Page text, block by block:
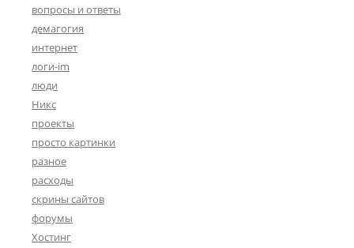
вопросы и ответы
демагогия
интернет
логи-im
люди
Никс
проекты
просто картинки
разное
расходы
скрины сайтов
форумы
Хостинг